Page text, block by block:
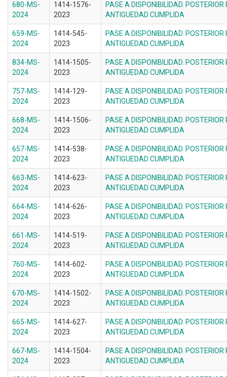
680-MS-
2024
1414-1576-
2023
PASE A DISPONIBILIDAD.
ANTIGUEDAD CUMPLIDA
659-MS-
2024
1414-545-
2023
PASE A DISPONIBILIDAD.
ANTIGUEDAD CUMPLIDA
834-MS-
2024
1414-1505-
2023
PASE A DISPONIBILIDAD.
ANTIGUEDAD CUMPLIDA
757-MS-
2024
1414-129-
2023
PASE A DISPONIBILIDAD.
ANTIGUEDAD CUMPLIDA
668-MS-
2024
1414-1506-
2023
PASE A DISPONIBILIDAD.
ANTIGUEDAD CUMPLIDA
657-MS-
2024
1414-538-
2023
PASE A DISPONIBILIDAD.
ANTIGUEDAD CUMPLIDA
663-MS-
2024
1414-623-
2023
PASE A DISPONIBILIDAD.
ANTIGUEDAD CUMPLIDA
664-MS-
2024
1414-626-
2023
PASE A DISPONIBILIDAD.
ANTIGUEDAD CUMPLIDA
661-MS-
2024
1414-519-
2023
PASE A DISPONIBILIDAD.
ANTIGUEDAD CUMPLIDA
760-MS-
2024
1414-602-
2023
PASE A DISPONIBILIDAD.
ANTIGUEDAD CUMPLIDA
670-MS-
2024
1414-1502-
2023
PASE A DISPONIBILIDAD.
ANTIGUEDAD CUMPLIDA
665-MS-
2024
1414-627-
2023
PASE A DISPONIBILIDAD.
ANTIGUEDAD CUMPLIDA
667-MS-
2024
1414-1504-
2023
PASE A DISPONIBILIDAD.
ANTIGUEDAD CUMPLIDA